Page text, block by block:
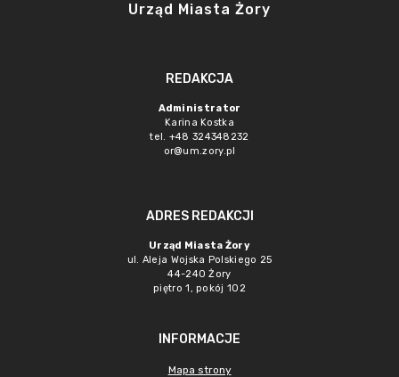
Urząd Miasta Żory
REDAKCJA
Administrator
Karina Kostka
tel. +48 324348232
or@um.zory.pl
ADRES REDAKCJI
Urząd Miasta Żory
ul. Aleja Wojska Polskiego 25
44-240 Żory
piętro 1, pokój 102
INFORMACJE
Mapa strony